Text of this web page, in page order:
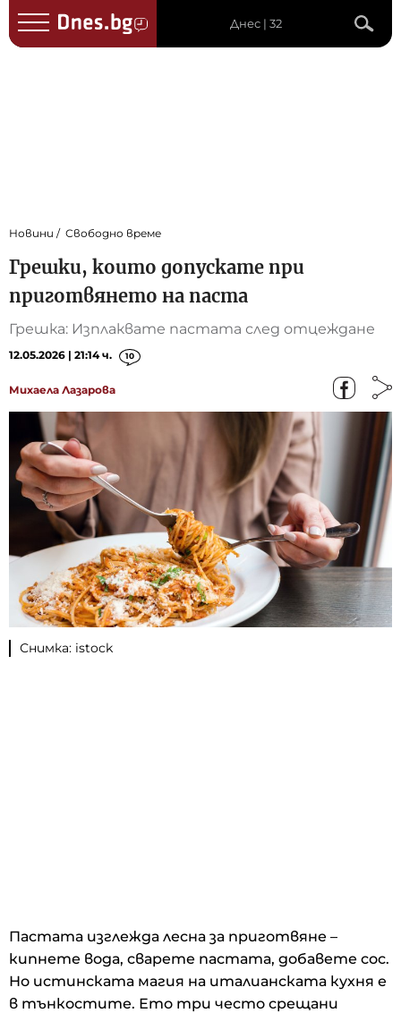
Днес | 32
Новини Свободно време
Грешки, които допускате при
приготвянето на паста
Грешка: Изплаквате пастата след отцеждане
12.05.2026 | 21:14 ч. 10
Михаела Лазарова
Снимка: istock
Пастата изглежда лесна за приготвяне –
кипнете вода, сварете пастата, добавете сос.
Но истинската магия на италианската кухня е
в тънкостите. Ето три често срещани